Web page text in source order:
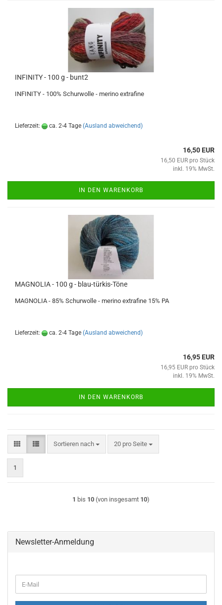
INFINITY - 100 g - bunt2
INFINITY - 100% Schurwolle - merino extrafine
Lieferzeit: ca. 2-4 Tage (Ausland abweichend)
16,50 EUR
16,50 EUR pro Stück
inkl. 19% MwSt.
IN DEN WARENKORB
MAGNOLIA - 100 g - blau-türkis-Töne
MAGNOLIA - 85% Schurwolle - merino extrafine 15% PA
Lieferzeit: ca. 2-4 Tage (Ausland abweichend)
16,95 EUR
16,95 EUR pro Stück
inkl. 19% MwSt.
IN DEN WARENKORB
Sortieren nach
Sortieren nach 20 pro Seite
pro Seite
1
1 bis 10 (von insgesamt 10)
Newsletter-Anmeldung
ZUR
E-
Mail